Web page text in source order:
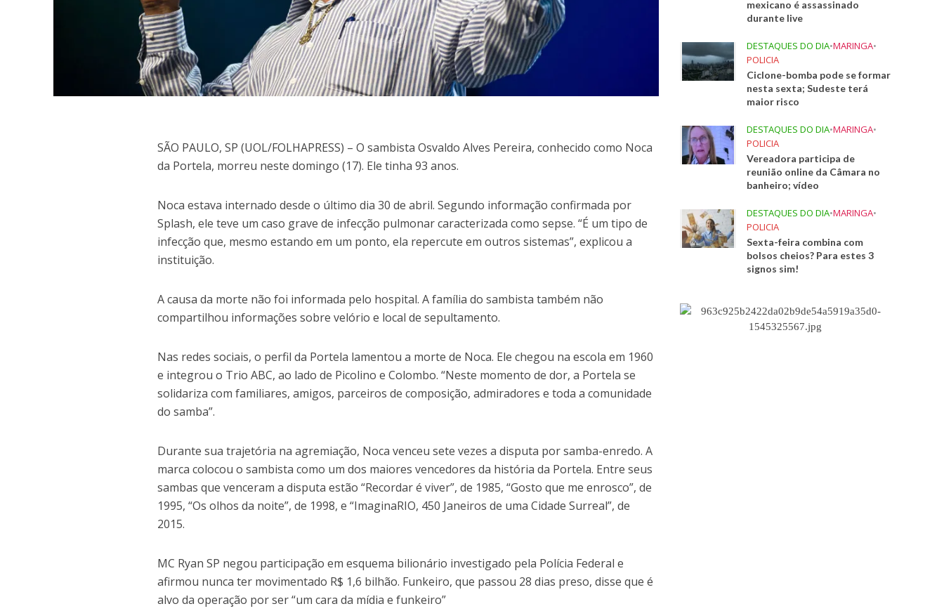
SÃO PAULO, SP (UOL/FOLHAPRESS) – O sambista Osvaldo Alves Pereira, conhecido como Noca
da Portela, morreu neste domingo (17). Ele tinha 93 anos.
Noca estava internado desde o último dia 30 de abril. Segundo informação confirmada por
Splash, ele teve um caso grave de infecção pulmonar caracterizada como sepse. “É um tipo de
infecção que, mesmo estando em um ponto, ela repercute em outros sistemas”, explicou a
instituição.
A causa da morte não foi informada pelo hospital. A família do sambista também não
compartilhou informações sobre velório e local de sepultamento.
Nas redes sociais, o perfil da Portela lamentou a morte de Noca. Ele chegou na escola em 1960
e integrou o Trio ABC, ao lado de Picolino e Colombo. “Neste momento de dor, a Portela se
solidariza com familiares, amigos, parceiros de composição, admiradores e toda a comunidade
do samba”.
Durante sua trajetória na agremiação, Noca venceu sete vezes a disputa por samba-enredo. A
marca colocou o sambista como um dos maiores vencedores da história da Portela. Entre seus
sambas que venceram a disputa estão “Recordar é viver”, de 1985, “Gosto que me enrosco”, de
1995, “Os olhos da noite”, de 1998, e “ImaginaRIO, 450 Janeiros de uma Cidade Surreal”, de
2015.
MC Ryan SP negou participação em esquema bilionário investigado pela Polícia Federal e
afirmou nunca ter movimentado R$ 1,6 bilhão. Funkeiro, que passou 28 dias preso, disse que é
alvo da operação por ser “um cara da mídia e funkeiro”
mexicano é assassinado
durante live
DESTAQUES DO DIA•MARINGA•
POLICIA
Ciclone-bomba pode se formar
nesta sexta; Sudeste terá
maior risco
DESTAQUES DO DIA•MARINGA•
POLICIA
Vereadora participa de
reunião online da Câmara no
banheiro; vídeo
DESTAQUES DO DIA•MARINGA•
POLICIA
Sexta-feira combina com
bolsos cheios? Para estes 3
signos sim!